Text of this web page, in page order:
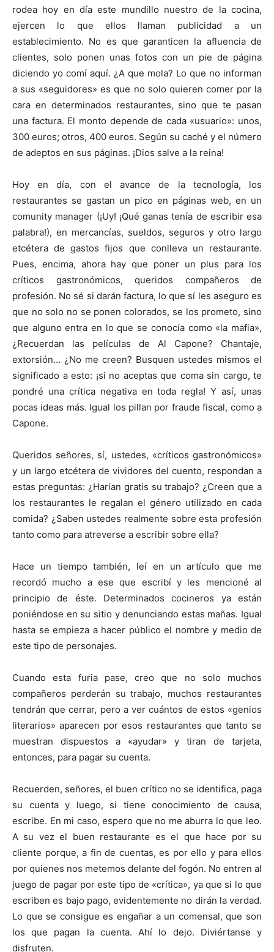
rodea hoy en día este mundillo nuestro de la cocina,
ejercen lo que ellos llaman publicidad a un
establecimiento. No es que garanticen la afluencia de
clientes, solo ponen unas fotos con un pie de página
diciendo yo comí aquí. ¿A que mola? Lo que no informan
a sus «seguidores» es que no solo quieren comer por la
cara en determinados restaurantes, sino que te pasan
una factura. El monto depende de cada «usuario»: unos,
300 euros; otros, 400 euros. Según su caché y el número
de adeptos en sus páginas. ¡Dios salve a la reina!
Hoy en día, con el avance de la tecnología, los
restaurantes se gastan un pico en páginas web, en un
comunity manager (¡Uy! ¡Qué ganas tenía de escribir esa
palabra!), en mercancías, sueldos, seguros y otro largo
etcétera de gastos fijos que conlleva un restaurante.
Pues, encima, ahora hay que poner un plus para los
críticos gastronómicos, queridos compañeros de
profesión. No sé si darán factura, lo que sí les aseguro es
que no solo no se ponen colorados, se los prometo, sino
que alguno entra en lo que se conocía como «la mafia»,
¿Recuerdan las películas de Al Capone? Chantaje,
extorsión… ¿No me creen? Busquen ustedes mismos el
significado a esto: ¡si no aceptas que coma sin cargo, te
pondré una crítica negativa en toda regla! Y así, unas
pocas ideas más. Igual los pillan por fraude fiscal, como a
Capone.
Queridos señores, sí, ustedes, «críticos gastronómicos»
y un largo etcétera de vividores del cuento, respondan a
estas preguntas: ¿Harían gratis su trabajo? ¿Creen que a
los restaurantes le regalan el género utilizado en cada
comida? ¿Saben ustedes realmente sobre esta profesión
tanto como para atreverse a escribir sobre ella?
Hace un tiempo también, leí en un artículo que me
recordó mucho a ese que escribí y les mencioné al
principio de éste. Determinados cocineros ya están
poniéndose en su sitio y denunciando estas mañas. Igual
hasta se empieza a hacer público el nombre y medio de
este tipo de personajes.
Cuando esta furia pase, creo que no solo muchos
compañeros perderán su trabajo, muchos restaurantes
tendrán que cerrar, pero a ver cuántos de estos «genios
literarios» aparecen por esos restaurantes que tanto se
muestran dispuestos a «ayudar» y tiran de tarjeta,
entonces, para pagar su cuenta.
Recuerden, señores, el buen crítico no se identifica, paga
su cuenta y luego, si tiene conocimiento de causa,
escribe. En mi caso, espero que no me aburra lo que leo.
A su vez el buen restaurante es el que hace por su
cliente porque, a fin de cuentas, es por ello y para ellos
por quienes nos metemos delante del fogón. No entren al
juego de pagar por este tipo de «crítica», ya que si lo que
escriben es bajo pago, evidentemente no dirán la verdad.
Lo que se consigue es engañar a un comensal, que son
los que pagan la cuenta. Ahí lo dejo. Diviértanse y
disfruten.